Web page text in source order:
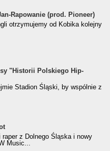
(prod. Pioneer)
Rapowanie (prod. Pioneer)
otrzymujemy od Kobika kolejny
Polskiego Hip-
"Historii Polskiego Hip-
Stadion Śląski, by wspólnie z
raper z Dolnego Śląska i nowy
Music...